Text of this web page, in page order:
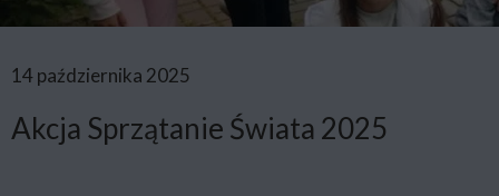
14 października 2025
Akcja Sprzątanie Świata 2025